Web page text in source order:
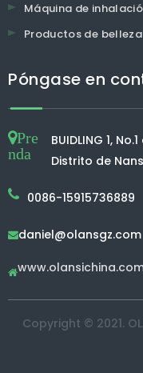
Máquina de
Productos de belleza
Póngase en
Pre
nda
BUIDLING 1,
Distrito de
0086-15915736889
daniel@olansgz.com

Copyright © 2021.